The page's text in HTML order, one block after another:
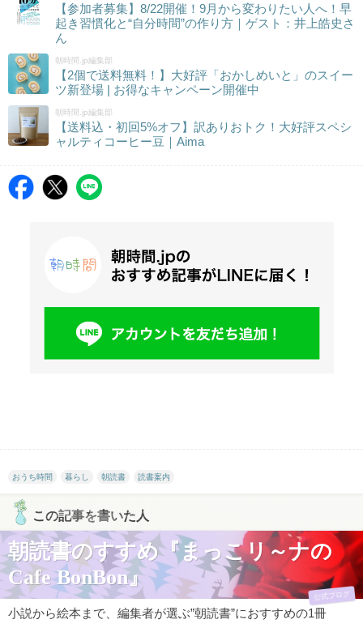
【参加者募集】8/22開催！9月から変わりたい人へ！早
起き習慣化と“自分時間”の作り方｜ゲスト：井上皓史さ
ん
朝時間.jp編集部
【2個で送料無料！】大好評「おかしめいと」のスイー
ツ新登場 | お得なキャンペーン開催中
朝時間.jp編集部
【送料込・初回5%オフ】訳ありおトク！大好評スペシ
ャルティコーヒー豆｜Aima
おうち時間 暮らし 朝読書 読書案内
この記事を書いた人
朝読書のすすめ『まっこリ～ナの
Cafe BonBon』
公式ブログ
小説から絵本まで、編集者が選ぶ”朝読書”におすすめの1冊